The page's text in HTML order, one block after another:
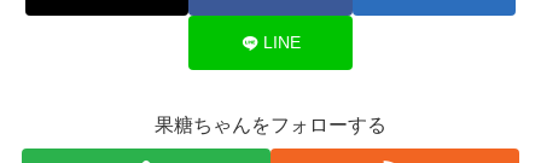
LINE
果糖ちゃんをフォローする